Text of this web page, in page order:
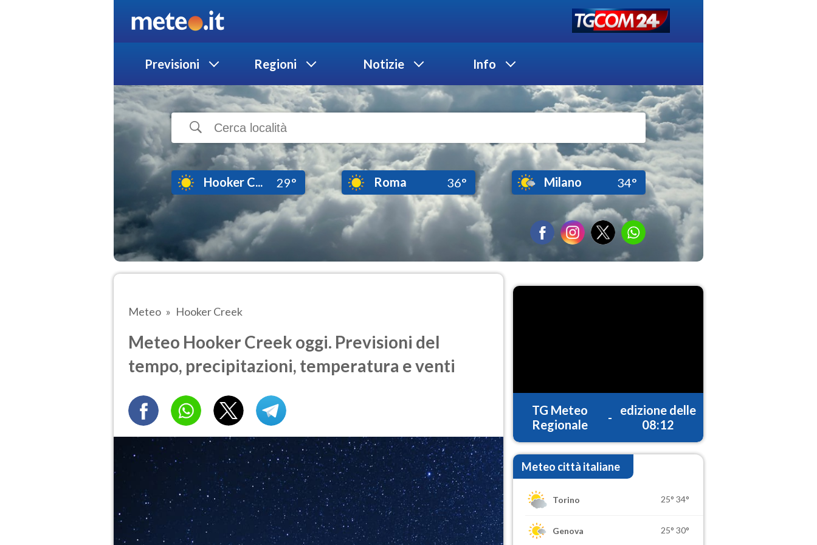
Previsioni Regioni Notizie Info
Hooker C... 29° Roma 36° Milano 34°
Meteo Hooker Creek
Meteo Hooker Creek oggi. Previsioni del
tempo, precipitazioni, temperatura e venti
TG Meteo
Regionale
-
edizione delle
08:12
Meteo città italiane
Torino 25° 34°
Genova 25° 30°